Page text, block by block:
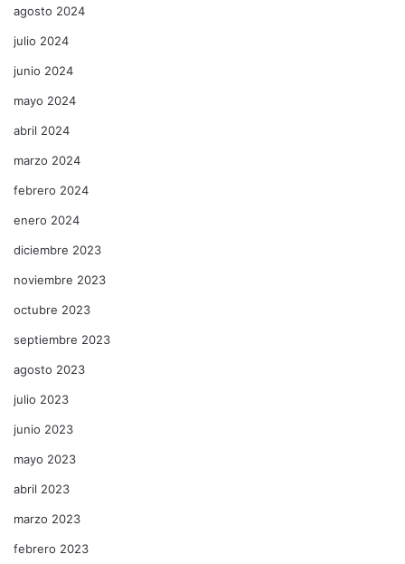
agosto 2024
julio 2024
junio 2024
mayo 2024
abril 2024
marzo 2024
febrero 2024
enero 2024
diciembre 2023
noviembre 2023
octubre 2023
septiembre 2023
agosto 2023
julio 2023
junio 2023
mayo 2023
abril 2023
marzo 2023
febrero 2023